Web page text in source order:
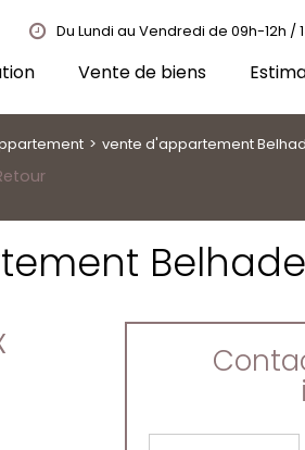
Du Lundi au Vendredi de 09h-12h
Vente de biens
vente d'appartement
Belhade